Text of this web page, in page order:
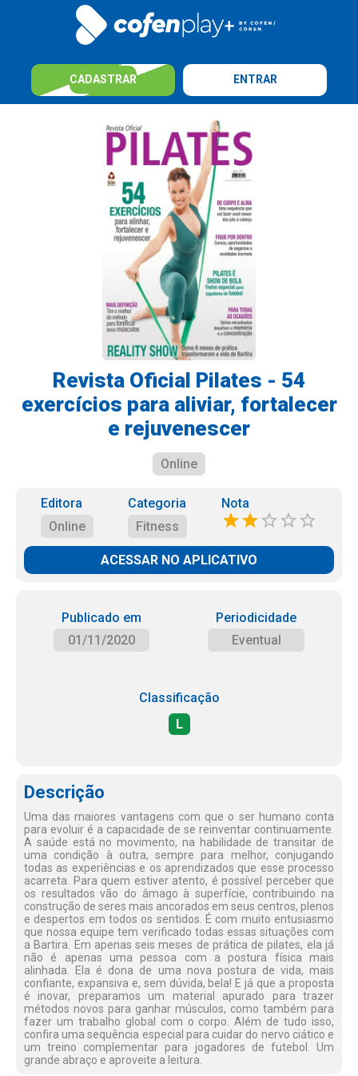
CADASTRAR ENTRAR
Revista Oficial Pilates - 54
exercícios para aliviar, fortalecer
e rejuvenescer
Online
Editora
Online
Categoria
Fitness
Nota
ACESSAR NO APLICATIVO
Publicado em
01/11/2020
Periodicidade
Eventual
Classificação
L
Descrição
Uma das maiores vantagens com que o ser humano conta
para evoluir é a capacidade de se reinventar continuamente.
A saúde está no movimento, na habilidade de transitar de
uma condição à outra, sempre para melhor, conjugando
todas as experiências e os aprendizados que esse processo
acarreta. Para quem estiver atento, é possível perceber que
os resultados vão do âmago à superfície, contribuindo na
construção de seres mais ancorados em seus centros, plenos
e despertos em todos os sentidos. É com muito entusiasmo
que nossa equipe tem verificado todas essas situações com
a Bartira. Em apenas seis meses de prática de pilates, ela já
não é apenas uma pessoa com a postura física mais
alinhada. Ela é dona de uma nova postura de vida, mais
confiante, expansiva e, sem dúvida, bela! E já que a proposta
é inovar, preparamos um material apurado para trazer
métodos novos para ganhar músculos, como também para
fazer um trabalho global com o corpo. Além de tudo isso,
confira uma sequência especial para cuidar do nervo ciático e
um treino complementar para jogadores de futebol. Um
grande abraço e aproveite a leitura.